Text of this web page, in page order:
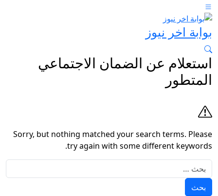
بوابة اخر نيوز
استعلام عن الضمان الاجتماعي
المتطور
Sorry, but nothing matched your search terms. Please
try again with some different keywords.